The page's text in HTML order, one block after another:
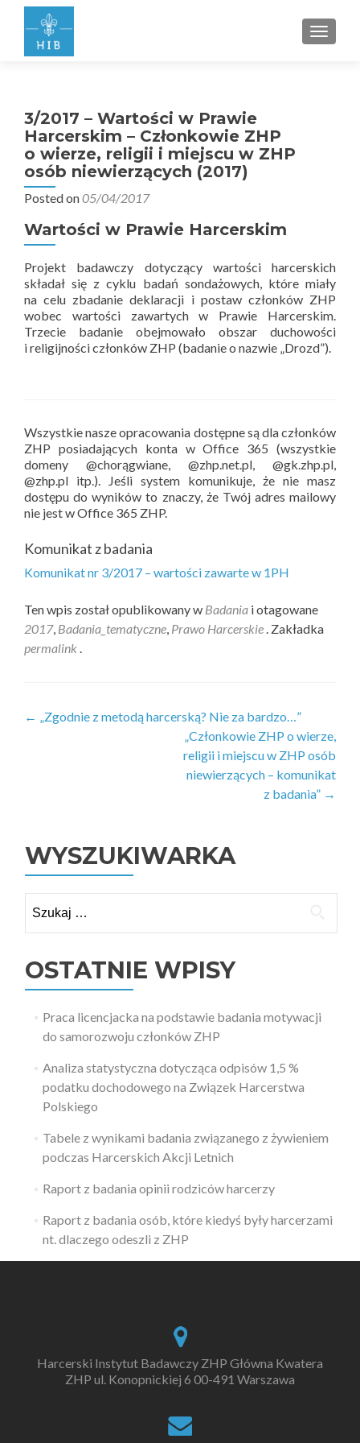
3/2017 – Wartości w Prawie
Harcerskim – Członkowie ZHP
o wierze, religii i miejscu w ZHP
osób niewierzących (2017)
Posted on05/04/2017
Wartości w Prawie Harcerskim
Projekt badawczy dotyczący wartości harcerskich
składał się z cyklu badań sondażowych, które miały
na celu zbadanie deklaracji i postaw członków ZHP
wobec wartości zawartych w Prawie Harcerskim.
Trzecie badanie obejmowało obszar duchowości
i religijności członków ZHP (badanie o nazwie „Drozd”).
Wszystkie nasze opracowania dostępne są dla członków
ZHP posiadających konta w Office 365 (wszystkie
domeny @chorągwiane, @zhp.net.pl, @gk.zhp.pl,
@zhp.pl itp.). Jeśli system komunikuje, że nie masz
dostępu do wyników to znaczy, że Twój adres mailowy
nie jest w Office 365 ZHP.
Komunikat z badania
Komunikat nr 3/2017 – wartości zawarte w 1PH
Ten wpis został opublikowany w Badania i otagowane
2017, Badania_tematyczne, Prawo Harcerskie . Zakładka
permalink .
Zobacz
← „Zgodnie z metodą harcerską? Nie za bardzo…”
„Członkowie ZHP o wierze,
religii i miejscu w ZHP osób
niewierzących – komunikat
z badania” →
WYSZUKIWARKA
OSTATNIE WPISY
Praca licencjacka na podstawie badania motywacji
do samorozwoju członków ZHP
Analiza statystyczna dotycząca odpisów 1,5 %
podatku dochodowego na Związek Harcerstwa
Polskiego
Tabele z wynikami badania związanego z żywieniem
podczas Harcerskich Akcji Letnich
Raport z badania opinii rodziców harcerzy
Raport z badania osób, które kiedyś były harcerzami
nt. dlaczego odeszli z ZHP
Harcerski Instytut Badawczy ZHP Główna Kwatera
ZHP ul. Konopnickiej 6 00-491 Warszawa